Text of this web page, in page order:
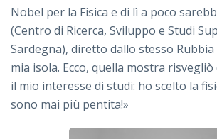
Nobel per la Fisica e di lì a poco
(Centro di Ricerca, Sviluppo e Studi
Sardegna), diretto dallo stesso
mia isola. Ecco, quella mostra
il mio interesse di studi: ho scelto la
sono mai più pentita!»